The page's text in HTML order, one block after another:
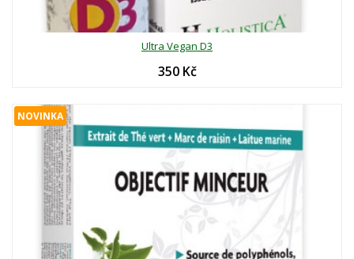
Ultra Vegan D3
350 Kč
NOVINKA